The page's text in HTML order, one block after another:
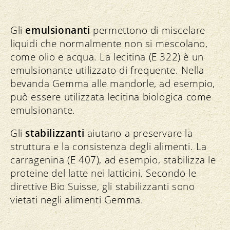
Gliemulsionantipermettono di miscelare
liquidi che normalmente non si mescolano,
come olio e acqua. La lecitina (E 322) è un
emulsionante utilizzato di frequente. Nella
bevanda Gemma alle mandorle, ad esempio,
può essere utilizzata lecitina biologica come
emulsionante.
Glistabilizzantiaiutano a preservare la
struttura e la consistenza degli alimenti. La
carragenina (E 407), ad esempio, stabilizza le
proteine del latte nei latticini. Secondo le
direttive Bio Suisse, gli stabilizzanti sono
vietati negli alimenti Gemma.